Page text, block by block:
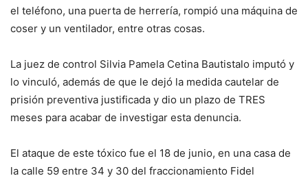
el teléfono, una puerta de herrería, rompió una máquina de
coser y un ventilador, entre otras cosas.
La juez de control Silvia Pamela Cetina Bautistalo imputó y
lo vinculó, además de que le dejó la medida cautelar de
prisión preventiva justificada y dio un plazo de TRES
meses para acabar de investigar esta denuncia.
El ataque de este tóxico fue el 18 de junio, en una casa de
la calle 59 entre 34 y 30 del fraccionamiento Fidel